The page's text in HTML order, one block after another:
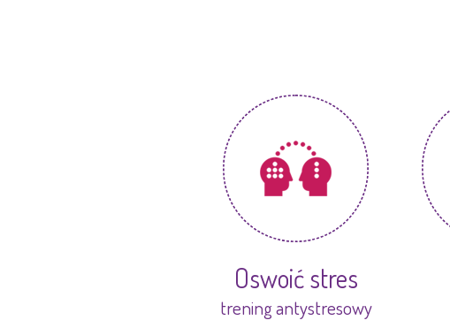
Oswoić stres
trening antystresowy